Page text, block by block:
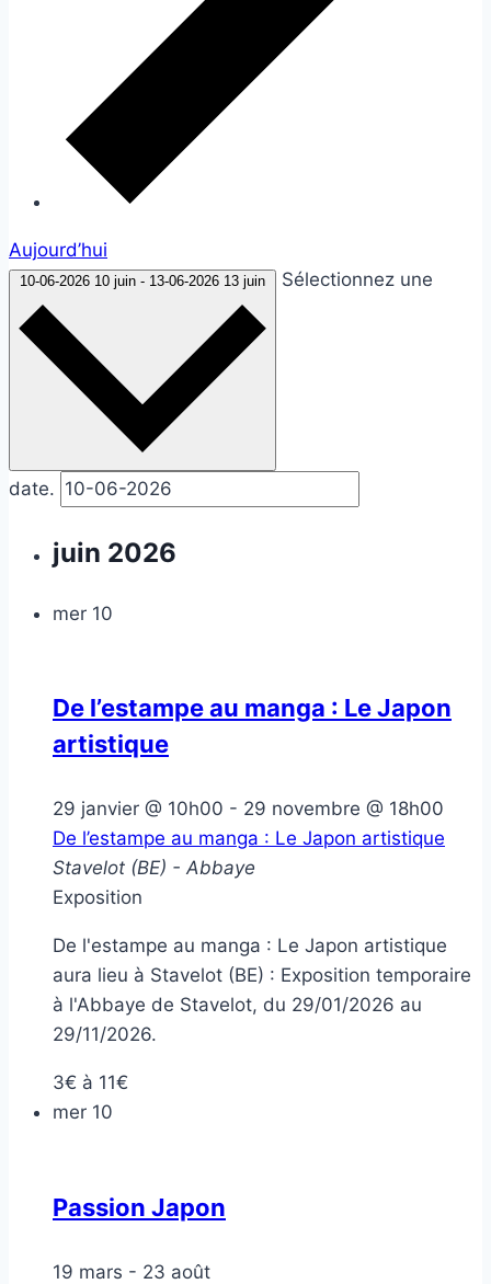
Aujourd’hui
10-06-2026 10 juin - 13-06-2026 13 juin Sélectionnez une
date.
juin 2026
mer 10
De l’estampe au manga : Le Japon
artistique
29 janvier @ 10h00 - 29 novembre @ 18h00
De l’estampe au manga : Le Japon artistique
Stavelot (BE) - Abbaye
Exposition
De l'estampe au manga : Le Japon artistique
aura lieu à Stavelot (BE) : Exposition temporaire
à l'Abbaye de Stavelot, du 29/01/2026 au
29/11/2026.
3€ à 11€
mer 10
Passion Japon
19 mars - 23 août